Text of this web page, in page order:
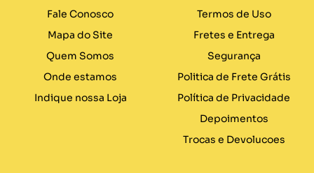
Fale Conosco
Mapa do Site
Quem Somos
Onde estamos
Indique nossa Loja
Termos de Uso
Fretes e Entrega
Segurança
Politica de Frete Grátis
Política de Privacidade
Depoimentos
Trocas e Devolucoes